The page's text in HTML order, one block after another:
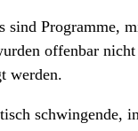
Programme,
offenbar
werden.
schwingende,